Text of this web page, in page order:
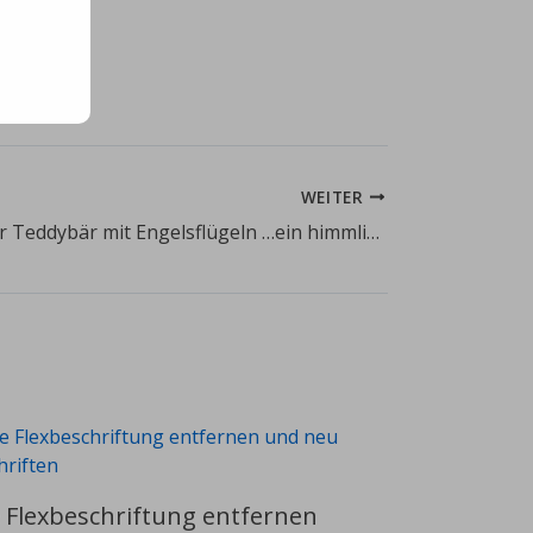
WEITER
Ein bestickter Teddybär mit Engelsflügeln …ein himmliches Geschenk
Flexbeschriftung entfernen